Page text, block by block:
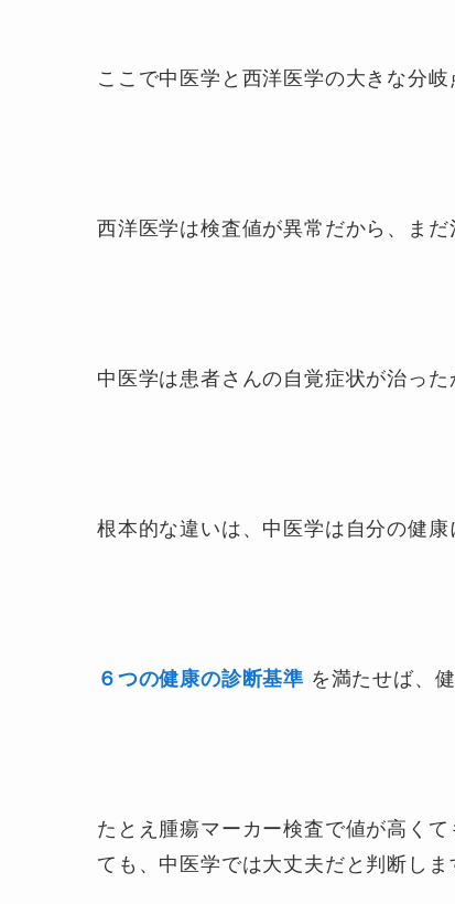
ここで中医学と西洋医学の大きな分岐
西洋医学は検査値が異常だから、まだ
中医学は患者さんの自覚症状が治った
根本的な違いは、中医学は自分の健康
６つの健康の診断基準 を満たせば、
たとえ腫瘍マーカー検査で値が高く
ても、中医学では大丈夫だと判断しま